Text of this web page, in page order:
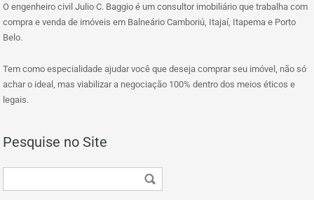
O engenheiro civil Julio C. Baggio é um consultor imobiliário que trabalha com
compra e venda de imóveis em Balneário Camboriú, Itajaí, Itapema e Porto
Belo.
Tem como especialidade ajudar você que deseja comprar seu imóvel, não só
achar o ideal, mas viabilizar a negociação 100% dentro dos meios éticos e
legais.
Pesquise no Site